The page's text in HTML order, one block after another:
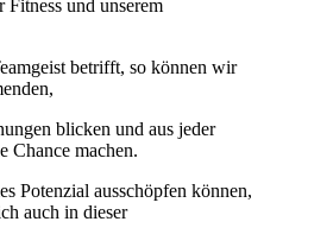
Fitness und unserem
betrifft, so können wir
blicken und aus jeder
Chance machen.
Potenzial ausschöpfen können,
auch in dieser